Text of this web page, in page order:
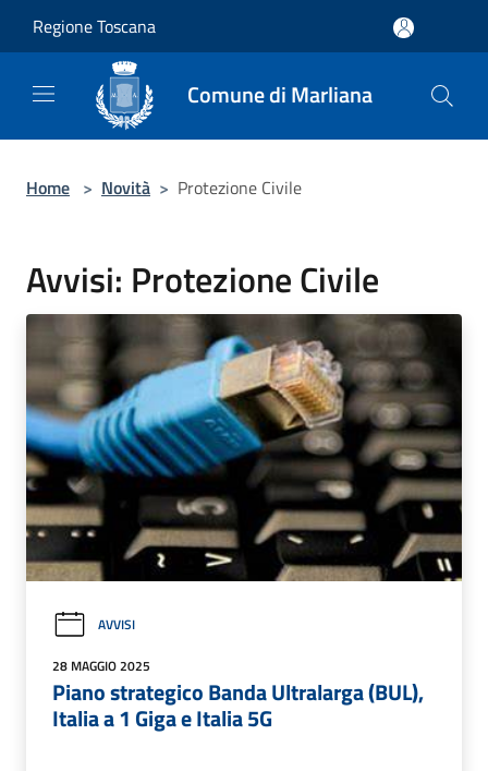
Regione Toscana
Comune di Marliana
Home > Novità > Protezione Civile
Avvisi: Protezione Civile
AVVISI
28 MAGGIO 2025
Piano strategico Banda Ultralarga (BUL),
Italia a 1 Giga e Italia 5G